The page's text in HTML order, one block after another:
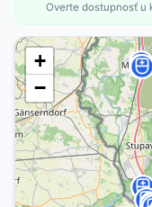
Overte dostupnosť u
+
−